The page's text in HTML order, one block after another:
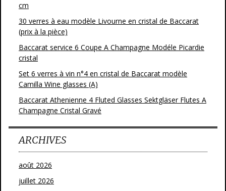
cm
30 verres à eau modèle Livourne en cristal de Baccarat
(prix à la pièce)
Baccarat service 6 Coupe A Champagne Modéle Picardie
cristal
Set 6 verres à vin n°4 en cristal de Baccarat modèle
Camilla Wine glasses (A)
Baccarat Athenienne 4 Fluted Glasses Sektgläser Flutes A
Champagne Cristal Gravé
ARCHIVES
août 2026
juillet 2026